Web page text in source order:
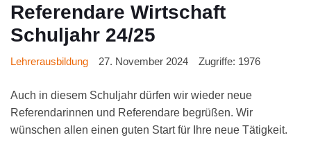
Referendare Wirtschaft
Schuljahr 24/25
Lehrerausbildung 27. November 2024 Zugriffe: 1976
Auch in diesem Schuljahr dürfen wir wieder neue
Referendarinnen und Referendare begrüßen. Wir
wünschen allen einen guten Start für Ihre neue Tätigkeit.